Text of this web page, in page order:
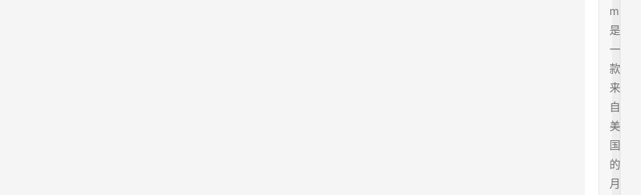
m
是
一
款
来
自
美
国
的
月